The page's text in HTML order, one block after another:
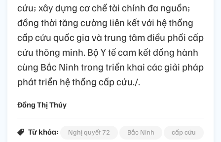
cứu; xây dựng cơ chế tài chính đa nguồn;
đồng thời tăng cường liên kết với hệ thống
cấp cứu quốc gia và trung tâm điều phối cấp
cứu thông minh. Bộ Y tế cam kết đồng hành
cùng Bắc Ninh trong triển khai các giải pháp
phát triển hệ thống cấp cứu./.
Đồng Thị Thúy
Từ khóa: Nghị quyết 72 Bắc Ninh cấp cứu